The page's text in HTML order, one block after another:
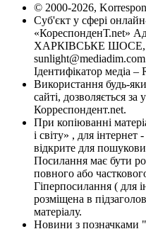
© 2000-2026,
Суб'єкт у сфері
«КореспонденТ.net»
ХАРКІВСЬКЕ ШОСЕ,
Ідентифікатор медіа –
Використання будь-
сайті, дозволяється
Корреспондент.net.
При копіюванні
і світу» , для
відкрите для
Посилання має бути
повного або
Гіперпосилання ( для
розміщена в
матеріалу.
Новини з позначками